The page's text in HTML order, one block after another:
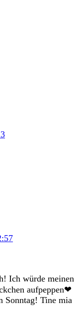
Ich würde meinen
aufpeppen❤
Sonntag! Tine mia